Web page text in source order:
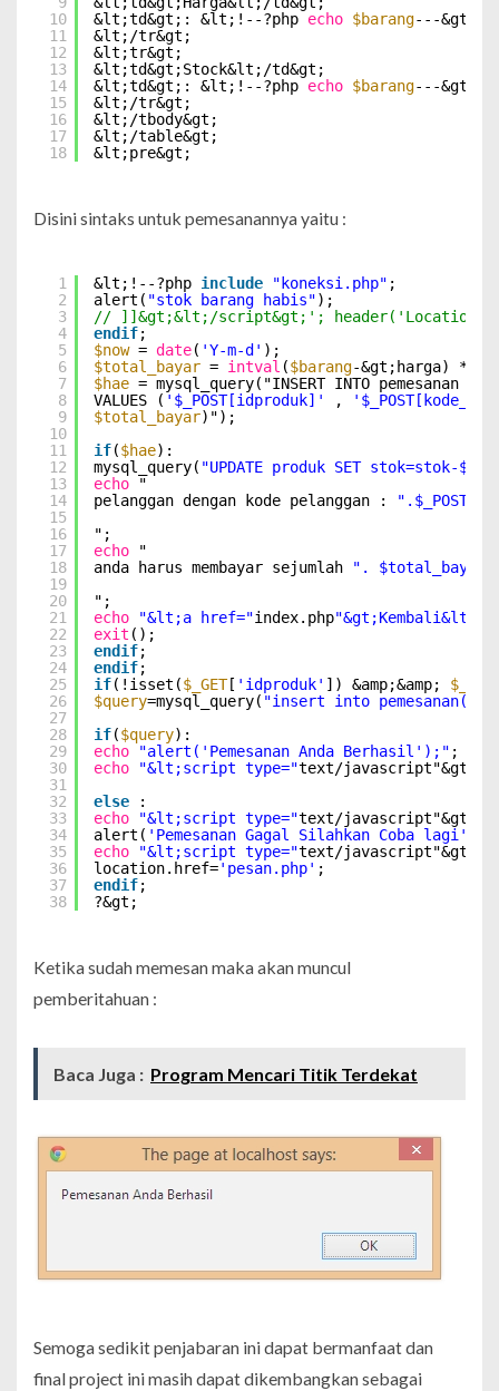
10
11
12
13
14
15
16
17
18
&lt;td&gt;: &lt;!--?php echo $barang---
&lt;/tr&gt;
&lt;tr&gt;
&lt;td&gt;Stock&lt;/td&gt;
&lt;td&gt;: &lt;!--?php echo $barang---
&lt;/tr&gt;
&lt;/tbody&gt;
&lt;/table&gt;
&lt;pre&gt;
Disini sintaks untuk pemesanannya yaitu :
1
2
3
4
5
6
7
8
9
10
11
12
13
14
15
16
17
18
19
20
21
22
23
24
25
26
27
28
29
30
31
32
33
34
35
36
37
38
&lt;!--?php include "koneksi.php"
alert( "stok barang habis");
// ]]&gt;&lt;/script&gt;';
endif;
$now = date( 'Y-m-d' );
$total_bayar = intval ($barang-&gt;harga) *
$hae = mysql_query("INSERT INTO
VALUES ( '$_POST[idproduk]' ,
$total_bayar)");
if($hae):
mysql_query( "UPDATE produk SET stok=stok-
echo
"
pelanggan dengan kode pelanggan :
";
echo
"
anda harus membayar sejumlah
".
";
echo
"&lt;a href="index.php"&gt;Kembali&lt;/
exit ();
endif;
endif;
if(!isset($_GET[ 'idproduk' ]) &amp;&amp; $_GET
$query=mysql_query( "insert into
if($query):
echo
"alert('Pemesanan Anda Berhasil');" ;
echo
"&lt;script type="text/javascript"&gt;
else
:
echo
"&lt;script type="text/javascript"&gt;
alert( 'Pemesanan Gagal Silahkan Coba lagi'
echo
"&lt;script type="text/javascript"&gt;
location.href='pesan.php' ;
endif;
?&gt;
Ketika sudah memesan maka akan muncul
pemberitahuan :
Baca Juga : Program Mencari Titik Terdekat
Semoga sedikit penjabaran ini dapat bermanfaat dan
final project ini masih dapat dikembangkan sebagai